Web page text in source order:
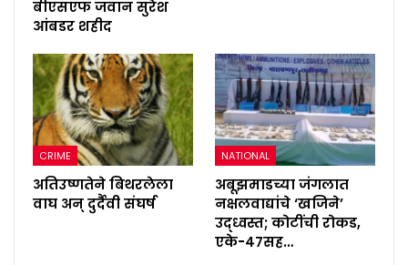
बीएसएफ जवान सुरेश
आंबडर शहीद
CRIME
अतिउष्णतेने बिथरलेला
वाघ अन् दुर्दैवी संघर्ष
NATIONAL
अबूझमाडच्या जंगलात
नक्षलवाद्यांचे ‘खजिने’
उद्ध्वस्त; कोटींची रोकड,
एके-४७सह…